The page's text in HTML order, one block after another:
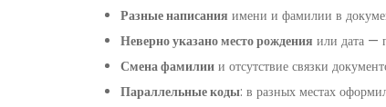
Разные написания имени и фамилии в
Неверно указано место рождения или дата —
Смена фамилии и отсутствие связки
Параллельные коды: в разных местах